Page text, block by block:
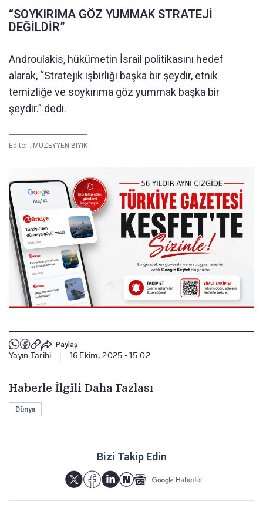
“SOYKIRIMA GÖZ YUMMAK STRATEJİ
DEĞİLDİR”
Androulakis, hükümetin İsrail politikasını hedef
alarak, “Stratejik işbirliği başka bir şeydir, etnik
temizliğe ve soykırıma göz yummak başka bir
şeydir.” dedi.
Editör : MÜZEYYEN BIYIK
Paylaş
Yayın Tarihi 16 Ekim, 2025 - 15:02
Haberle İlgili Daha Fazlası
Dünya
Bizi Takip Edin